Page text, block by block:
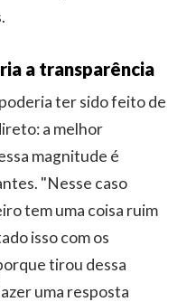
a transparência
ter sido feito de
a melhor
magnitude é
"Nesse caso
tem uma coisa ruim
isso com os
tirou dessa
uma resposta